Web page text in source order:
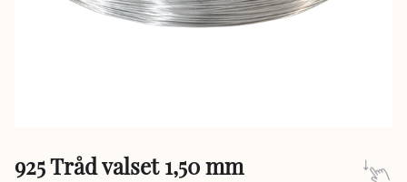
925 Tråd valset 1,50 mm